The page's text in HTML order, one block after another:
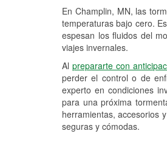
En Champlin, MN, las
temperaturas bajo cero.
espesan los fluidos del
viajes invernales.
Alprepararte con
perder el control o de
experto en condiciones
para una próxima
herramientas, accesorios
seguras y cómodas.